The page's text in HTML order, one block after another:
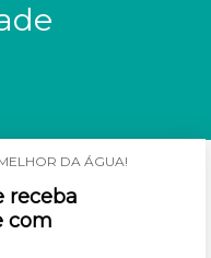
DA ÁGUA!
receba
com